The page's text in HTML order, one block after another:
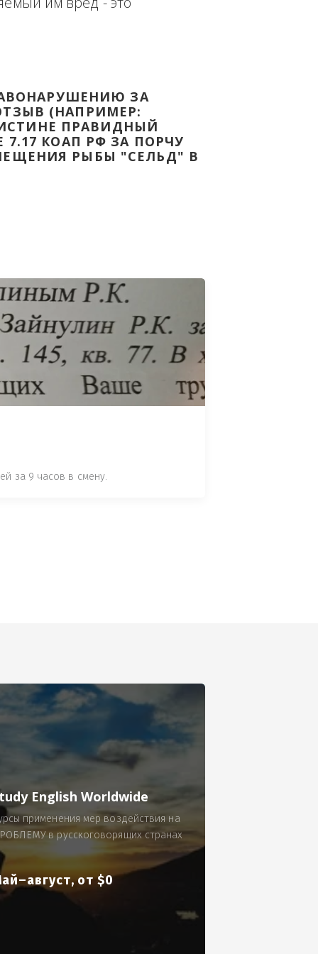
доказательством с целью -
Законодательства Российской
ПРАВОНАРУШЕНИЮ ЗА
ВАШ ОТЗЫВ (НАПРИМЕР:
ВОИСТИНЕ ПРАВИДНЫЙ
7.17 КОАП РФ ЗА ПОРЧУ
ПОМЕЩЕНИЯ РЫБЫ "СЕЛЬД" В
300 рублей за 9 часов в смену.